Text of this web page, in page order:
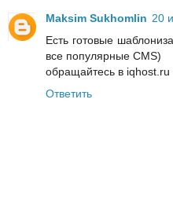
Maksim Sukhomlin 20
Есть готовые
все популярные CMS)
обращайтесь в iqhost.ru
Ответить